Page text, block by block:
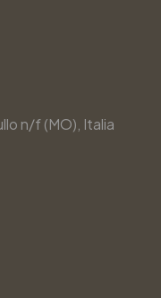
n/f (MO), Italia